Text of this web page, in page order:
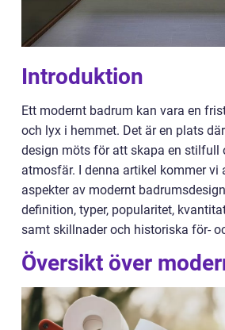
Introduktion
Ett modernt badrum kan vara en
och lyx i hemmet. Det är en plats
design möts för att skapa en stilfull
atmosfär. I denna artikel kommer vi
aspekter av modernt
definition, typer, popularitet,
samt skillnader och historiska för-
Översikt över